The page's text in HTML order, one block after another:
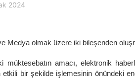
2024
Medya olmak üzere iki bileşenden
müktesebatın amacı, elektronik
bir şekilde işlemesinin önündeki